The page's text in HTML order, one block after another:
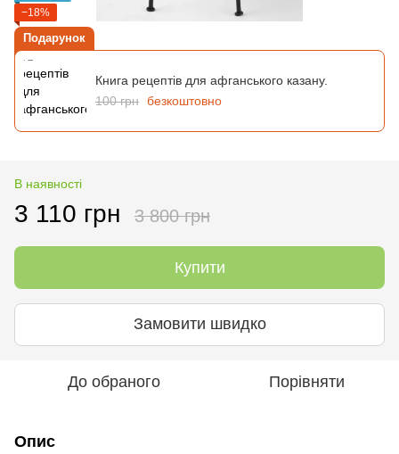
−18%
Подарунок
Книга рецептів для афганського казану.
100 грн безкоштовно
В наявності
3 110 грн 3 800 грн
Купити
Замовити швидко
До обраного Порівняти
Опис